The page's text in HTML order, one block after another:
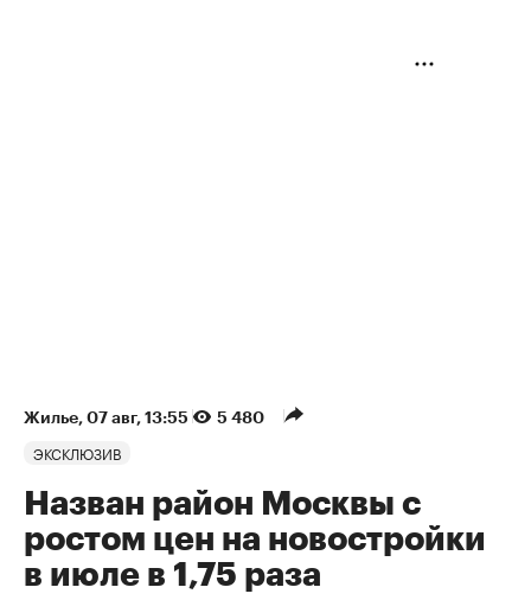
Жилье⁠, 07 авг, 13:55 5 480
ЭКСКЛЮЗИВ
Назван район Москвы с
ростом цен на новостройки
в июле в 1,75 раза